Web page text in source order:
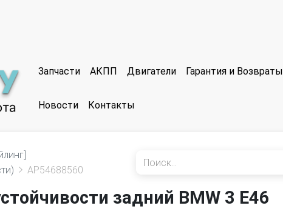
Запчасти АКПП Двигатели Гарантия и Возвраты
Новости Контакты
AP54688560
задний BMW 3 E46